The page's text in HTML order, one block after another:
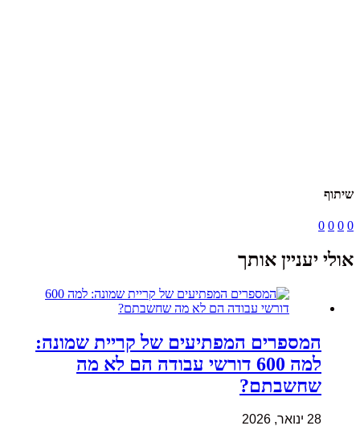
שיתוף
0
0
0
0
אולי יעניין אותך
המספרים המפתיעים של קריית שמונה:
למה 600 דורשי עבודה הם לא מה
שחשבתם?
28 ינואר, 2026